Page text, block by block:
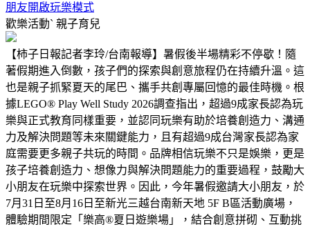
朋友開啟玩樂模式
歡樂活動ˋ 親子育兒
【柿子日報記者李玲/台南報導】暑假後半場精彩不停歇！隨
著假期進入倒數，孩子們的探索與創意旅程仍在持續升溫。這
也是親子抓緊夏天的尾巴、攜手共創專屬回憶的最佳時機。根
據LEGO® Play Well Study 2026調查指出，超過9成家長認為玩
樂與正式教育同樣重要，並認同玩樂有助於培養創造力、溝通
力及解決問題等未來關鍵能力，且有超過9成台灣家長認為家
庭需要更多親子共玩的時間。品牌相信玩樂不只是娛樂，更是
孩子培養創造力、想像力與解決問題能力的重要過程，鼓勵大
小朋友在玩樂中探索世界。因此，今年暑假邀請大小朋友，於
7月31日至8月16日至新光三越台南新天地 5F B區活動廣場，
體驗期間限定「樂高®夏日遊樂場」，結合創意拼砌、互動挑